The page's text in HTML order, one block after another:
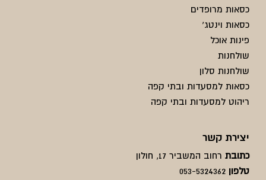
כסאות מרופדים
כסאות וינטג'
פינות אוכל
שולחנות
שולחנות סלון
כסאות למסעדות ובתי קפה
ריהוט למסעדות ובתי קפה
יצירת קשר
כתובת רחוב המשביר 17, חולון
טלפון 053-5324362